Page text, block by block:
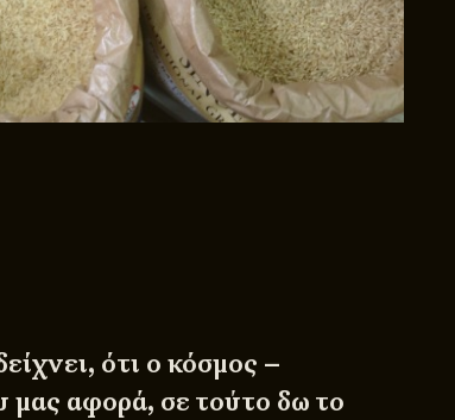
ότι ο κόσμος –
μας αφορά, σε τούτο δω το